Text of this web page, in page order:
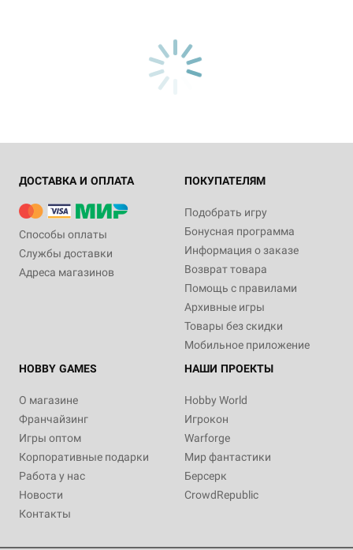
ДОСТАВКА И ОПЛАТА
Способы оплаты
Службы доставки
Адреса магазинов
ПОКУПАТЕЛЯМ
Подобрать игру
Бонусная программа
Информация о заказе
Возврат товара
Помощь с правилами
Архивные игры
Товары без скидки
Мобильное приложение
HOBBY GAMES
О магазине
Франчайзинг
Игры оптом
Корпоративные подарки
Работа у нас
Новости
Контакты
НАШИ ПРОЕКТЫ
Hobby World
Игрокон
Warforge
Мир фантастики
Берсерк
CrowdRepublic